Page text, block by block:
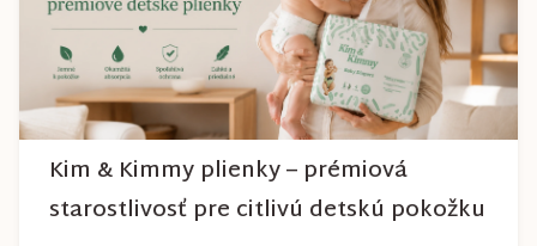
Kim & Kimmy plienky – prémiová
starostlivosť pre citlivú detskú pokožku